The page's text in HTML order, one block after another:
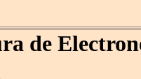
de